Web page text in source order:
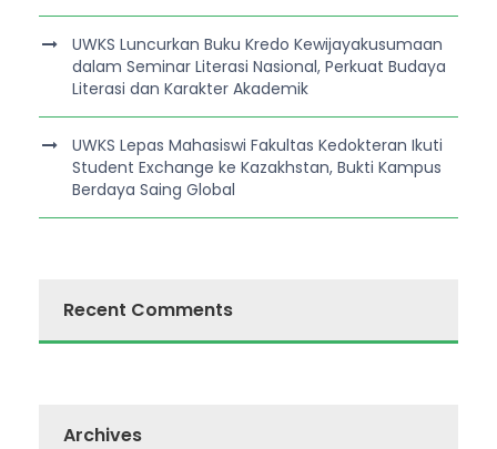
UWKS Luncurkan Buku Kredo Kewijayakusumaan
dalam Seminar Literasi Nasional, Perkuat Budaya
Literasi dan Karakter Akademik
UWKS Lepas Mahasiswi Fakultas Kedokteran Ikuti
Student Exchange ke Kazakhstan, Bukti Kampus
Berdaya Saing Global
Recent Comments
Archives